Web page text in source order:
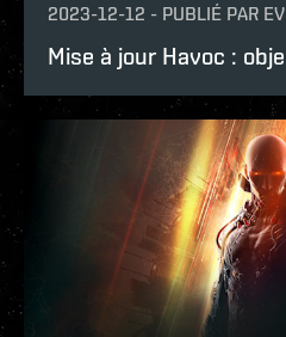
2023-12-12 - PUBLIÉ PAR
Mise à jour Havoc :